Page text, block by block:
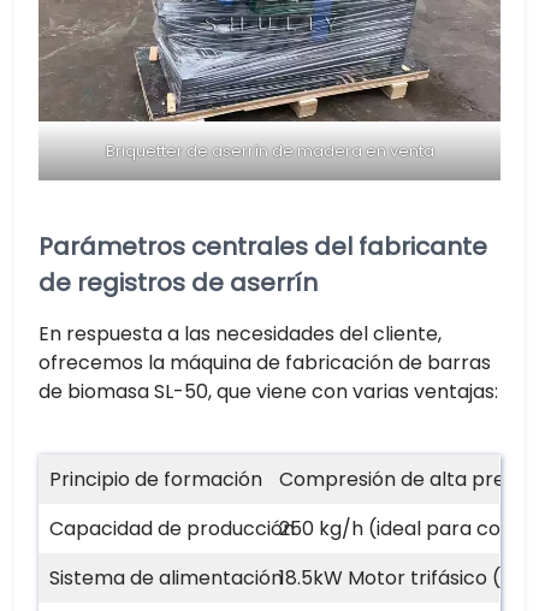
Briquetter de aserrín de madera en venta
Parámetros centrales del fabricante
de registros de aserrín
En respuesta a las necesidades del cliente,
ofrecemos la máquina de fabricación de barras
de biomasa SL-50, que viene con varias ventajas:
Principio de formación
Compresión de alta
Capacidad de producción250 kg/h (ideal para
Sistema de alimentación18.5kW Motor trifásico